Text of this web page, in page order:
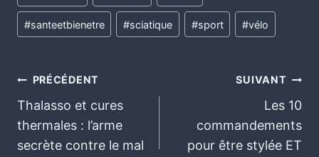
#santeetbienetre #sciatique #sport #vélo
PRÉCÉDENT
Thalasso et cures
thermales : l’arme
secrète contre le mal
SUIVANT
Les 10
commandements
pour être stylée ET